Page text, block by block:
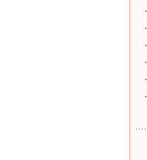
·
·
·
·
·
·